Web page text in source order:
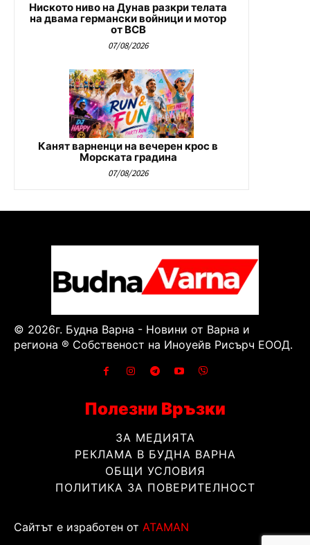
Ниското ниво на Дунав разкри телата
на двама германски войници и мотор
от ВСВ
07/08/2026
Канят варненци на вечерен крос в
Морската градина
07/08/2026
© 2026г. Будна Варна - Новини от Варна и
региона ® Собственост на Иноуейв Рисърч ЕООД.
Полезни Връзки
ЗА МЕДИЯТА
РЕКЛАМА В БУДНА ВАРНА
ОБЩИ УСЛОВИЯ
ПОЛИТИКА ЗА ПОВЕРИТЕЛНОСТ
Сайтът е изработен от ATAMAN